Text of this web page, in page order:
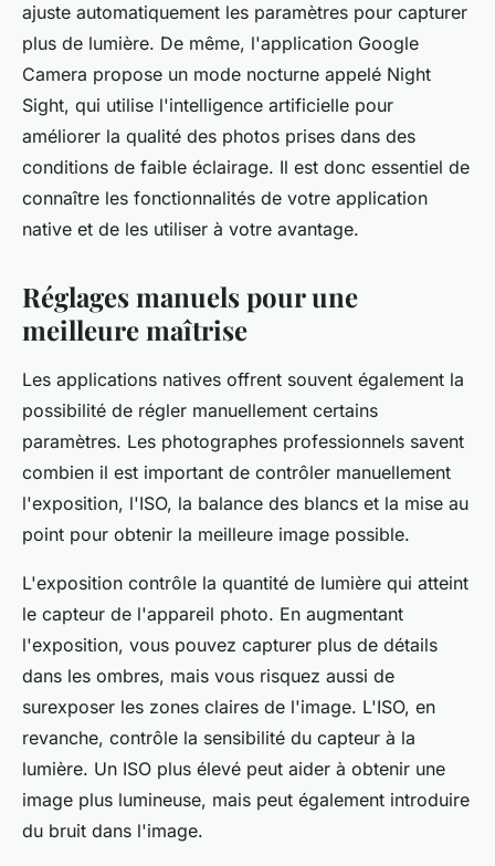
ajuste automatiquement les paramètres pour capturer
plus de lumière. De même, l'application Google
Camera propose un mode nocturne appelé Night
Sight, qui utilise l'intelligence artificielle pour
améliorer la qualité des photos prises dans des
conditions de faible éclairage. Il est donc essentiel de
connaître les fonctionnalités de votre application
native et de les utiliser à votre avantage.
Réglages manuels pour une
meilleure maîtrise
Les applications natives offrent souvent également la
possibilité de régler manuellement certains
paramètres. Les photographes professionnels savent
combien il est important de contrôler manuellement
l'exposition, l'ISO, la balance des blancs et la mise au
point pour obtenir la meilleure image possible.
L'exposition contrôle la quantité de lumière qui atteint
le capteur de l'appareil photo. En augmentant
l'exposition, vous pouvez capturer plus de détails
dans les ombres, mais vous risquez aussi de
surexposer les zones claires de l'image. L'ISO, en
revanche, contrôle la sensibilité du capteur à la
lumière. Un ISO plus élevé peut aider à obtenir une
image plus lumineuse, mais peut également introduire
du bruit dans l'image.